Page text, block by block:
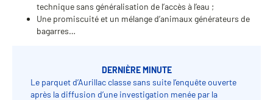
technique sans généralisation de l’accès à l’eau ;
Une promiscuité et un mélange d’animaux générateurs de
bagarres…
DERNIÈRE MINUTE
Le parquet d’Aurillac classe sans suite l’enquête ouverte
après la diffusion d’une investigation menée par la